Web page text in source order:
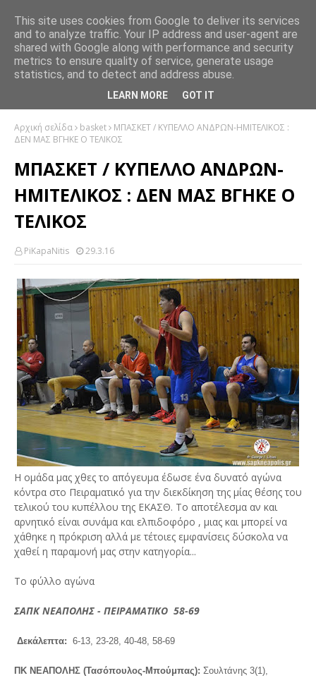
Αρχική σελίδα basket
ΜΠΑΣΚΕΤ / ΚΥΠΕΛΛΟ ΑΝΔΡΩΝ-ΗΜΙΤΕΛΙΚΟΣ :
ΔΕΝ ΜΑΣ ΒΓΗΚΕ Ο ΤΕΛΙΚΟΣ
ΜΠΑΣΚΕΤ / ΚΥΠΕΛΛΟ ΑΝΔΡΩΝ-
ΗΜΙΤΕΛΙΚΟΣ : ΔΕΝ ΜΑΣ ΒΓΗΚΕ Ο
ΤΕΛΙΚΟΣ
PiKapaNitis 29.3.16
Η ομάδα μας χθες το απόγευμα έδωσε ένα δυνατό αγώνα
κόντρα στο Πειραματικό για την διεκδίκηση της μίας θέσης του
τελικού του κυπέλλου της ΕΚΑΣΘ. Το αποτέλεσμα αν και
αρνητικό είναι συνάμα και ελπιδοφόρο , μιας και μπορεί να
χάθηκε η πρόκριση αλλά με τέτοιες εμφανίσεις δύσκολα να
χαθεί η παραμονή μας στην κατηγορία...
Το φύλλο αγώνα
ΣΑΠΚ ΝΕΑΠΟΛΗΣ - ΠΕΙΡΑΜΑΤΙΚΟ 58-69
Δεκάλεπτα: 6-13, 23-28, 40-48, 58-69
ΠΚ ΝΕΑΠΟΛΗΣ (Τασόπουλος-Μπούμπας): Σουλτάνης 3(1),
This site uses cookies from Google to deliver its services
and to analyze traffic. Your IP address and user-agent are
shared with Google along with performance and security
metrics to ensure quality of service, generate usage
statistics, and to detect and address abuse.
LEARN MORE GOT IT